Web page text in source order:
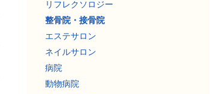
リフレクソロジー
整骨院・接骨院
エステサロン
ネイルサロン
病院
動物病院